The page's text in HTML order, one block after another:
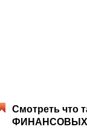
Смотреть
ФИНАНСОВЫХ